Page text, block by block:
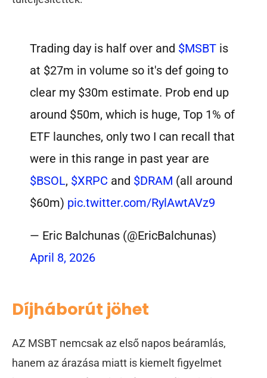
Trading day is half over and $MSBT is
at $27m in volume so it's def going to
clear my $30m estimate. Prob end up
around $50m, which is huge, Top 1% of
ETF launches, only two I can recall that
were in this range in past year are
$BSOL, $XRPC and $DRAM (all around
$60m) pic.twitter.com/RylAwtAVz9
— Eric Balchunas (@EricBalchunas)
April 8, 2026
Díjháborút jöhet
AZ MSBT nemcsak az első napos beáramlás,
hanem az árazása miatt is kiemelt figyelmet